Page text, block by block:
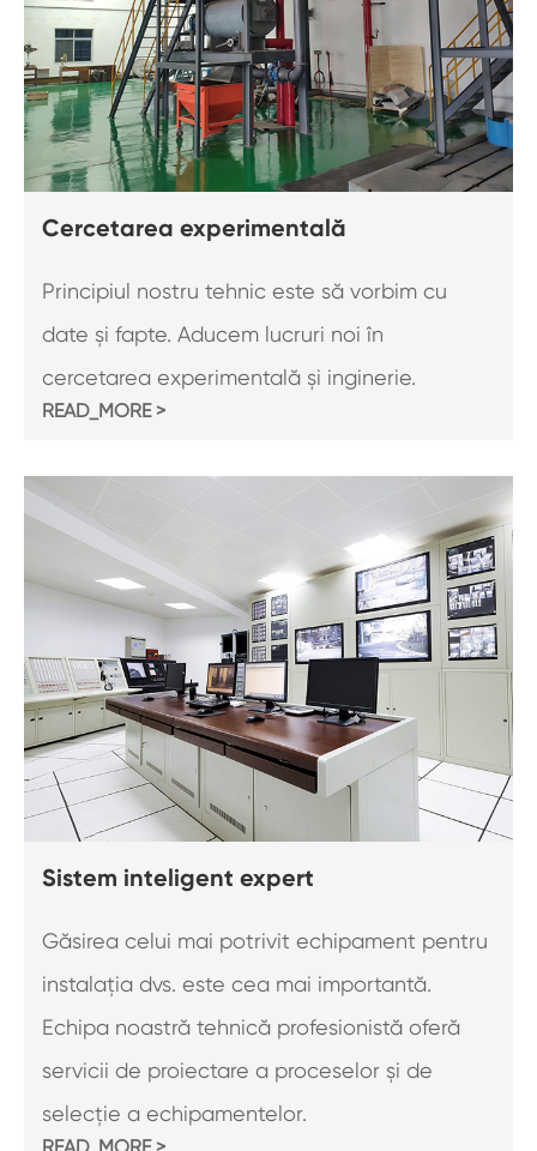
Cercetarea experimentală
Principiul nostru tehnic este să vorbim cu
date și fapte. Aducem lucruri noi în
cercetarea experimentală și inginerie.
READ_MORE >
Sistem inteligent expert
Găsirea celui mai potrivit echipament pentru
instalația dvs. este cea mai importantă.
Echipa noastră tehnică profesionistă oferă
servicii de proiectare a proceselor și de
selecție a echipamentelor.